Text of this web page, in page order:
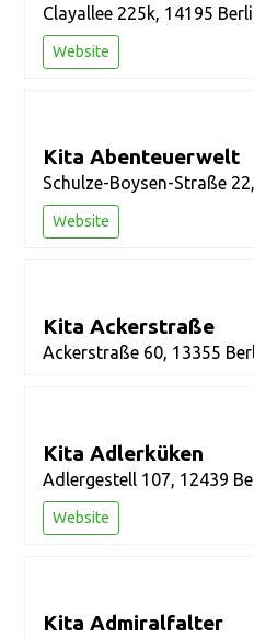
Clayallee 225k, 14195
Website
Kita Abenteuerwelt
Schulze-Boysen-Straße
Website
Kita Ackerstraße
Ackerstraße 60, 13355
Kita Adlerküken
Adlergestell 107, 12439
Website
Kita Admiralfalter